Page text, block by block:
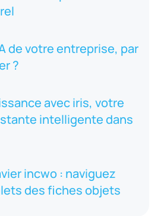
de votre entreprise, par
?
avec iris, votre
intelligente dans
incwo : naviguez
des fiches objets